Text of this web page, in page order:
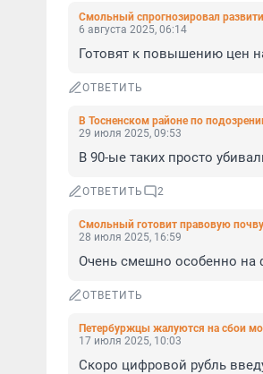
Смольный спрогнозировал
6 августа 2025, 06:14
Готовят к повышению цен
ОТВЕТИТЬ
В Тосненском районе по
29 июля 2025, 09:53
В 90-ые таких просто
ОТВЕТИТЬ 2
Смольный готовит правовую
28 июля 2025, 16:59
Очень смешно особенно на
ОТВЕТИТЬ
Петербуржцы жалуются на сбои
17 июля 2025, 10:03
Скоро цифровой рубль